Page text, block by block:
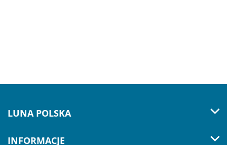
LUNA POLSKA
INFORMACJE